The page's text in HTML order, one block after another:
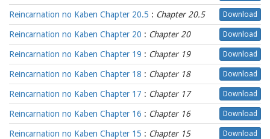
Reincarnation no Kaben Chapter 20.5 : Chapter 20.5 Download
Reincarnation no Kaben Chapter 20 : Chapter 20 Download
Reincarnation no Kaben Chapter 19 : Chapter 19 Download
Reincarnation no Kaben Chapter 18 : Chapter 18 Download
Reincarnation no Kaben Chapter 17 : Chapter 17 Download
Reincarnation no Kaben Chapter 16 : Chapter 16 Download
Reincarnation no Kaben Chapter 15 : Chapter 15 Download